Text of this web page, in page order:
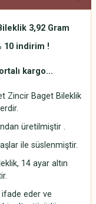
3,92 Gram
10 indirim !
kargo...
Zincir Baget Bileklik
üretilmiştir .
ile süslenmiştir.
14 ayar altın
ifade eder ve